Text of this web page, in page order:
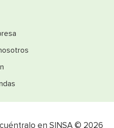
en SINSA © 2026